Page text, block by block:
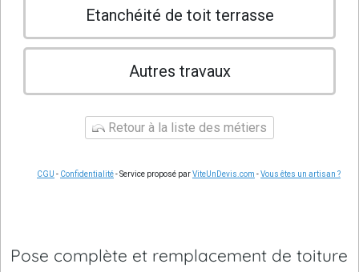
Etanchéité de toit terrasse
Autres travaux
Retour à la liste des métiers
CGU - Confidentialité- Service proposé parViteUnDevis.com -Vous êtes un artisan ?
Pose complète et remplacement de toiture